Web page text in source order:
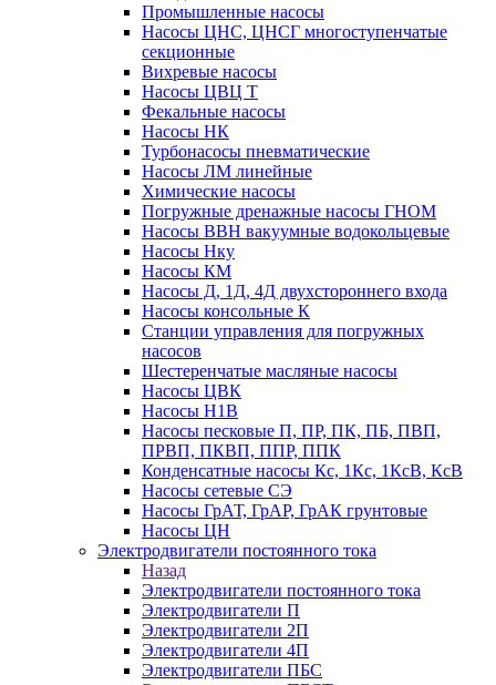
Промышленные насосы
Насосы ЦНС, ЦНСГ многоступенчатые
секционные
Вихревые насосы
Насосы ЦВЦ Т
Фекальные насосы
Насосы НК
Турбонасосы пневматические
Насосы ЛМ линейные
Химические насосы
Погружные дренажные насосы ГНОМ
Насосы ВВН вакуумные водокольцевые
Насосы Нку
Насосы КМ
Насосы Д, 1Д, 4Д двухстороннего входа
Насосы консольные К
Станции управления для погружных
насосов
Шестеренчатые масляные насосы
Насосы ЦВК
Насосы Н1В
Насосы песковые П, ПР, ПК, ПБ, ПВП,
ПРВП, ПКВП, ППР, ППК
Конденсатные насосы Кс, 1Кс, 1КсВ, КсВ
Насосы сетевые СЭ
Насосы ГрАТ, ГрАР, ГрАК грунтовые
Насосы ЦН
Электродвигатели постоянного тока
Назад
Электродвигатели постоянного тока
Электродвигатели П
Электродвигатели 2П
Электродвигатели 4П
Электродвигатели ПБС